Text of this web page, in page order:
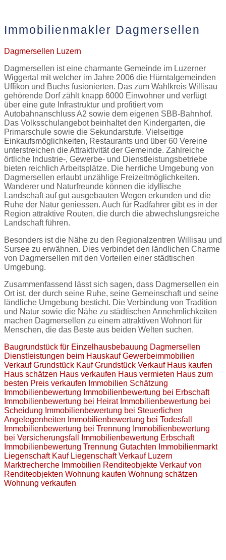
Immobilienmakler Dagmersellen
Dagmersellen Luzern
Dagmersellen ist eine charmante Gemeinde im Luzerner
Wiggertal mit welcher im Jahre 2006 die Hürntalgemeinden
Uffikon und Buchs fusionierten. Das zum Wahlkreis Willisau
gehörende Dorf zählt knapp 6000 Einwohner und verfügt
über eine gute Infrastruktur und profitiert vom
Autobahnanschluss A2 sowie dem eigenen SBB-Bahnhof.
Das Volksschulangebot beinhaltet den Kindergarten, die
Primarschule sowie die Sekundarstufe. Vielseitige
Einkaufsmöglichkeiten, Restaurants und über 60 Vereine
unterstreichen die Attraktivität der Gemeinde. Zahlreiche
örtliche Industrie-, Gewerbe- und Dienstleistungsbetriebe
bieten reichlich Arbeitsplätze. Die herrliche Umgebung von
Dagmersellen erlaubt unzählige Freizeitmöglichkeiten.
Wanderer und Naturfreunde können die idyllische
Landschaft auf gut ausgebauten Wegen erkunden und die
Ruhe der Natur geniessen. Auch für Radfahrer gibt es in der
Region attraktive Routen, die durch die abwechslungsreiche
Landschaft führen.
Besonders ist die Nähe zu den Regionalzentren Willisau und
Sursee zu erwähnen. Dies verbindet den ländlichen Charme
von Dagmersellen mit den Vorteilen einer städtischen
Umgebung.
Zusammenfassend lässt sich sagen, dass Dagmersellen ein
Ort ist, der durch seine Ruhe, seine Gemeinschaft und seine
ländliche Umgebung besticht. Die Verbindung von Tradition
und Natur sowie die Nähe zu städtischen Annehmlichkeiten
machen Dagmersellen zu einem attraktiven Wohnort für
Menschen, die das Beste aus beiden Welten suchen.
Baugrundstück für Einzelhausbebauung Dagmersellen
Dienstleistungen beim HauskaufGewerbeimmobilien
VerkaufGrundstück KaufGrundstück Verkauf Haus kaufen
Haus schätzen Haus verkaufen Haus vermieten Haus zum
besten Preis verkaufen Immobilien Schätzung
Immobilienbewertung Immobilienbewertung bei Erbschaft
Immobilienbewertung bei Heirat Immobilienbewertung bei
Scheidung Immobilienbewertung bei Steuerlichen
Angelegenheiten Immobilienbewertung bei Todesfall
Immobilienbewertung bei Trennung Immobilienbewertung
bei Versicherungsfall
Immobilienbewertung Erbschaft
Immobilienbewertung Trennung Gutachten Immobilienmarkt
Liegenschaft Kauf Liegenschaft Verkauf Luzern
Marktrecherche Immobilien Renditeobjekte Verkauf von
Renditeobjekten Wohnung kaufen Wohnung schätzen
Wohnung verkaufen